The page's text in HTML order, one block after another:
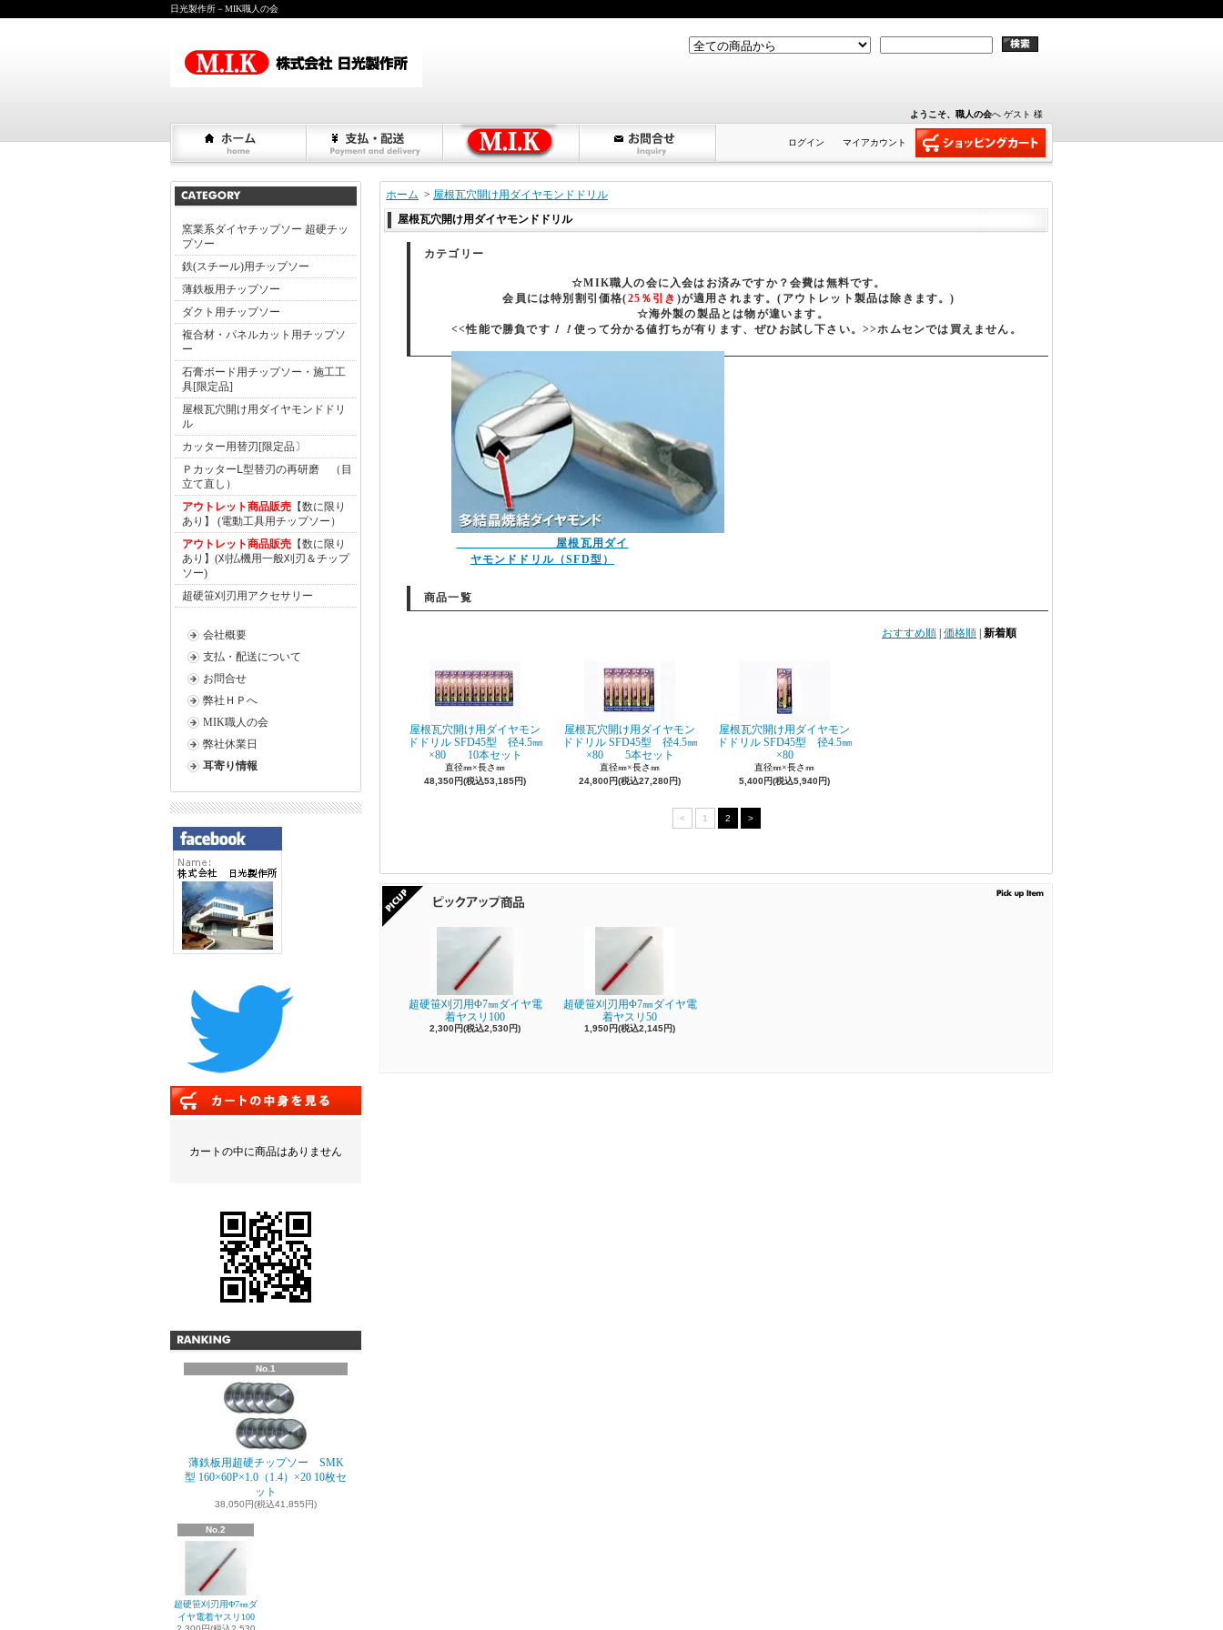
日光製作所－MIK職人の会
ようこそ、職人の会へ ゲスト 様
マイアカウント
ログイン
窯業系ダイヤチップソー 超硬チッ
プソー
鉄(スチール)用チップソー
薄鉄板用チップソー
ダクト用チップソー
複合材・パネルカット用チップソ
ー
石膏ボード用チップソー・施工工
具[限定品]
屋根瓦穴開け用ダイヤモンドドリ
ル
カッター用替刃[限定品〕
ＰカッターⅬ型替刃の再研磨 （目
立て直し）
アウトレット商品販売 【数に限り
あり】 (電動工具用チップソー）
アウトレット商品販売 【数に限り
あり】(刈払機用一般刈刃＆チップ
ソー)
超硬笹刈刃用アクセサリー
会社概要
支払・配送について
お問合せ
弊社ＨＰへ
MIK職人の会
弊社休業日
耳寄り情報
カートの中に商品はありません
No.1
薄鉄板用超硬チップソー SMK
型 160×60P×1.0（1.4）×20 10枚セ
ット
38,050円(税込41,855円)
No.2
超硬笹刈刃用Φ7㎜ダ
イヤ電着ヤスリ100
ホーム > 屋根瓦穴開け用ダイヤモンドドリル
屋根瓦穴開け用ダイヤモンドドリル
カテゴリー
☆MIK職人の会に入会はお済みですか？会費は無料です。
会員には特別割引価格(25％引き )が適用されます。(アウトレット製品は除きます。)
☆海外製の製品とは物が違います。
<<性能で勝負です ！！使って分かる値打ちが有ります、ぜひお試し下さい。>>ホムセンでは買えません。
屋根瓦用ダイ
ヤモンドドリル（SFD型）
商品一覧
おすすめ順 価格順 新着順
屋根瓦穴開け用ダイヤモン
ドドリル SFD45型 径4.5㎜
×80 10本セット
直径㎜×長さ㎜
48,350円(税込53,185円)
屋根瓦穴開け用ダイヤモン
ドドリル SFD45型 径4.5㎜
×80 5本セット
直径㎜×長さ㎜
24,800円(税込27,280円)
屋根瓦穴開け用ダイヤモン
ドドリル SFD45型 径4.5㎜
×80
直径㎜×長さ㎜
5,400円(税込5,940円)
< 1 2 >
超硬笹刈刃用Φ7㎜ダイヤ電
着ヤスリ100
2,300円(税込2,530円)
超硬笹刈刃用Φ7㎜ダイヤ電
着ヤスリ50
1,950円(税込2,145円)